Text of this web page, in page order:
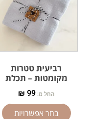
רביעית טטרות
מקומטות – תכלת
החל מ: ₪ 99
בחר אפשרויות